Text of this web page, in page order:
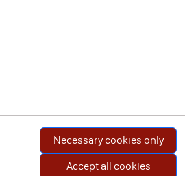
Necessary cookies only
Accept all cookies